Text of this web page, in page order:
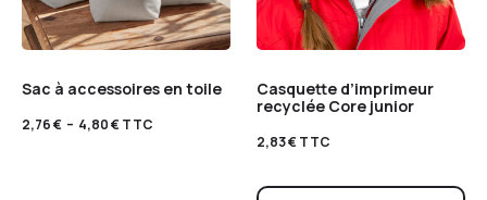
Sac à accessoires en toile
2,76€ – 4,80€TTC
Casquette d’imprimeur
recyclée Core junior
2,83€TTC